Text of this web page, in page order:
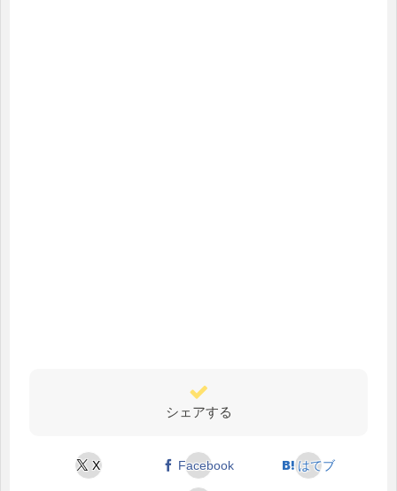
シェアする
X Facebook はてブ